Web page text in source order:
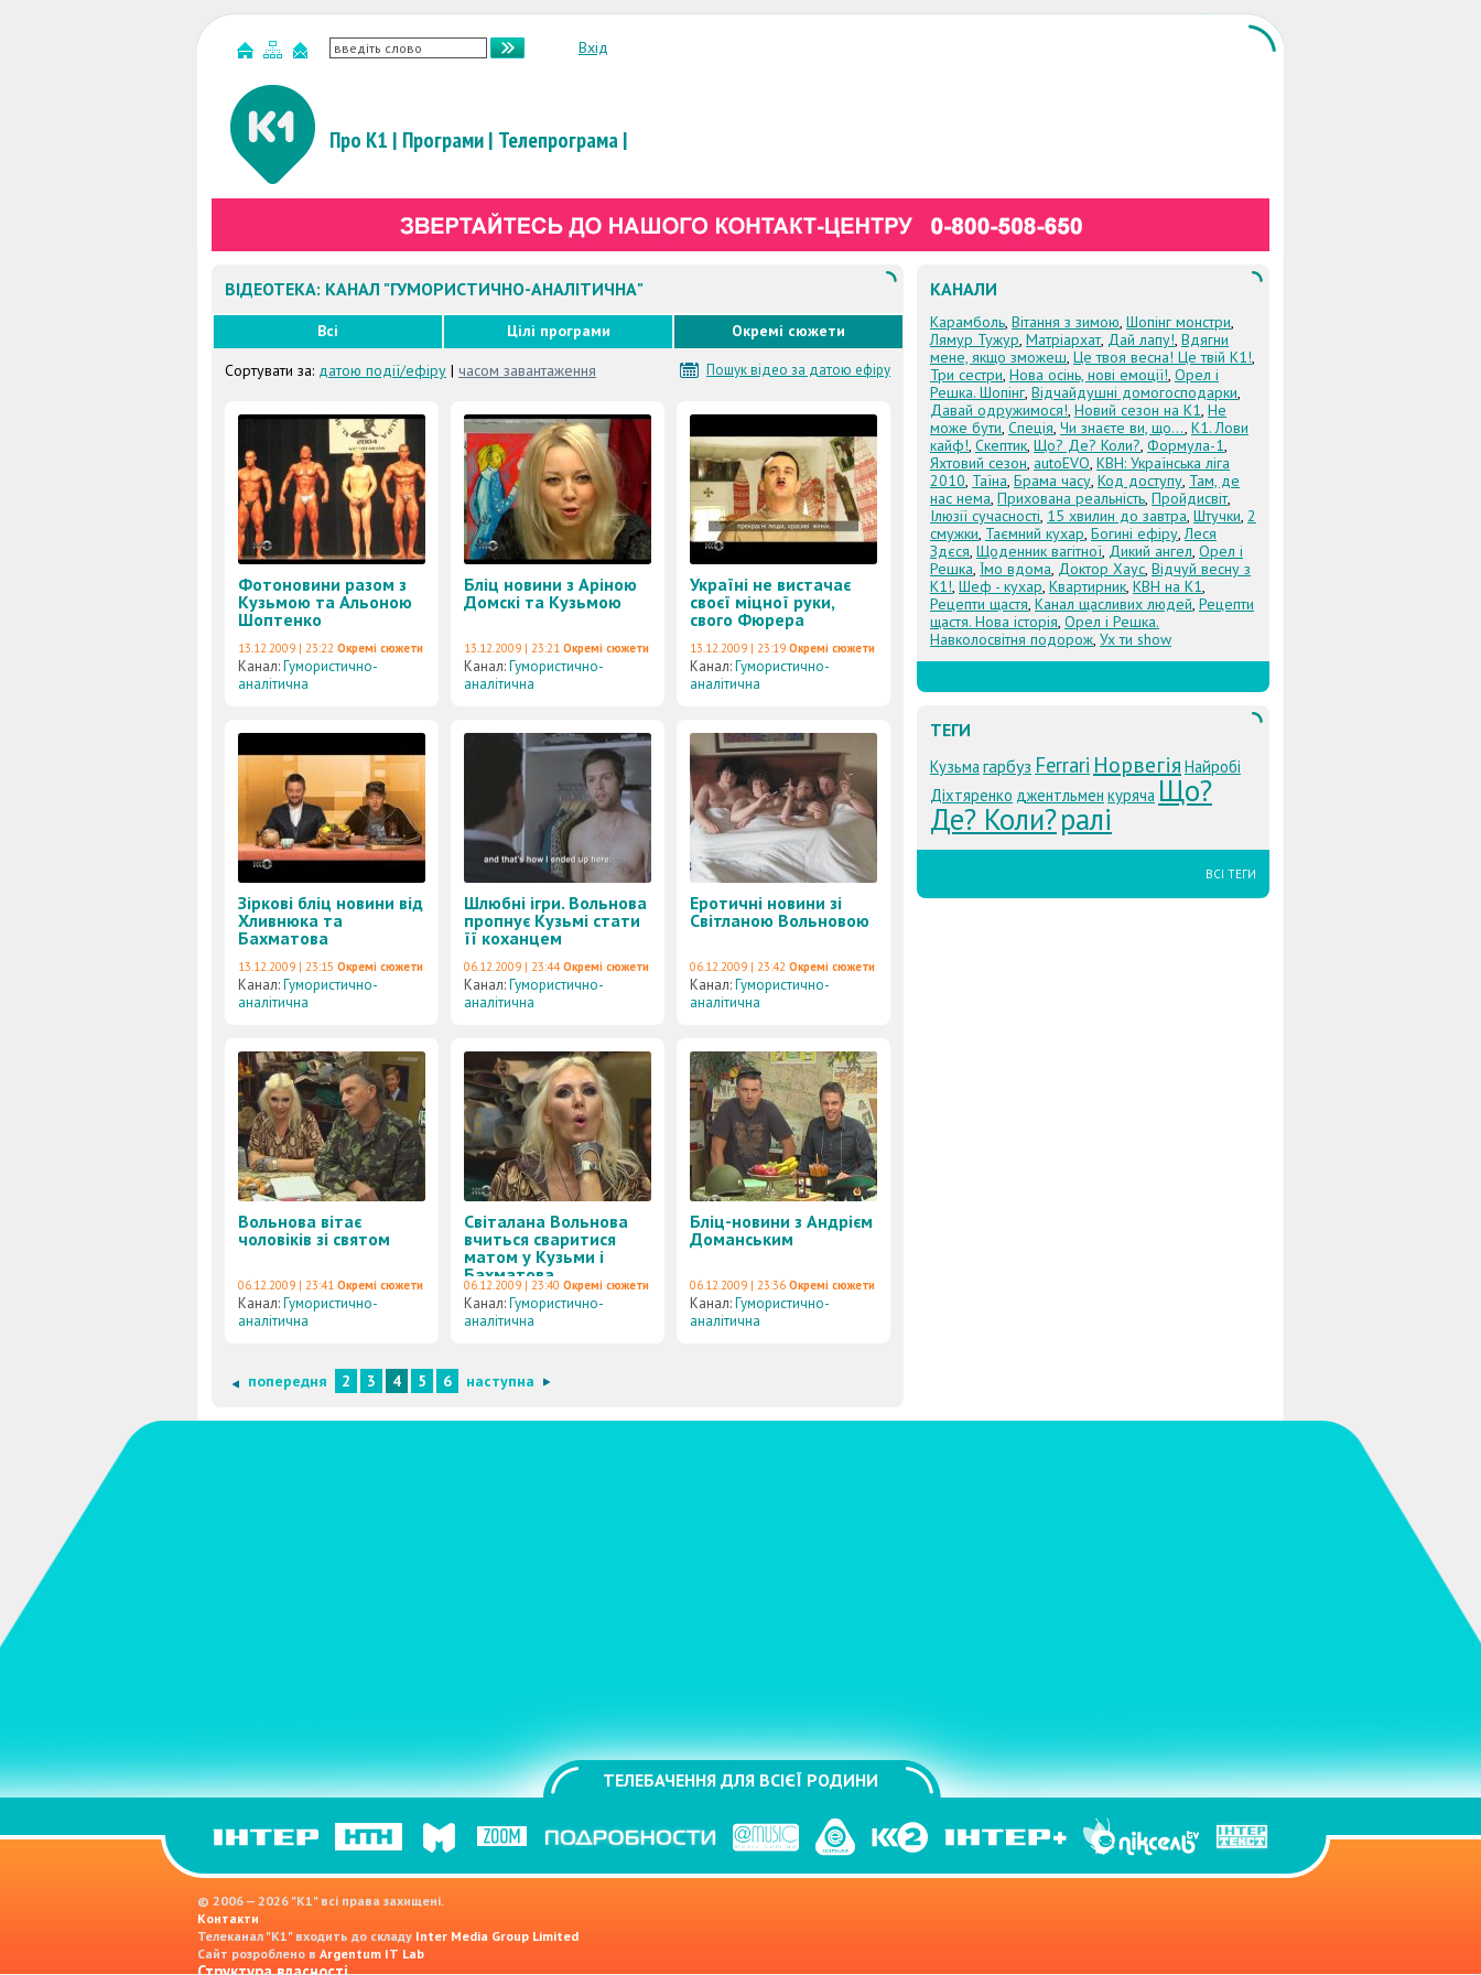
Вхід
Про К1 | Програми| Телепрограма|
ВІДЕОТЕКА: КАНАЛ "ГУМОРИСТИЧНО-АНАЛІТИЧНА"
Всі Цілі програми Окремі сюжети
Пошук відео за датою ефіру
Сортувати за: датою події/ефіру | часом завантаження
Фотоновини разом з
Кузьмою та Альоною
Шоптенко
13.12.2009 | 23:22 Окремі сюжети
Канал:Гумористично-
аналітична
Бліц новини з Аріною
Домскі та Кузьмою
13.12.2009 | 23:21 Окремі сюжети
Канал:Гумористично-
аналітична
Україні не вистачає
своєї міцної руки,
свого Фюрера
13.12.2009 | 23:19 Окремі сюжети
Канал:Гумористично-
аналітична
Зіркові бліц новини від
Хливнюка та
Бахматова
13.12.2009 | 23:15 Окремі сюжети
Канал:Гумористично-
аналітична
Шлюбні ігри. Вольнова
пропнує Кузьмі стати
її коханцем
06.12.2009 | 23:44 Окремі сюжети
Канал:Гумористично-
аналітична
Еротичні новини зі
Світланою Вольновою
06.12.2009 | 23:42 Окремі сюжети
Канал:Гумористично-
аналітична
Вольнова вітає
чоловіків зі святом
06.12.2009 | 23:41 Окремі сюжети
Канал:Гумористично-
аналітична
Світалана Вольнова
вчиться сваритися
матом у Кузьми і
Бахматова
06.12.2009 | 23:40 Окремі сюжети
Канал:Гумористично-
аналітична
Бліц-новини з Андрієм
Доманським
06.12.2009 | 23:36 Окремі сюжети
Канал:Гумористично-
аналітична
попередня 2 3 4 5 6 наступна
КАНАЛИ
Карамболь, Вітання з зимою, Шопінг монстри,
Лямур Тужур, Матріархат, Дай лапу!, Вдягни
мене, якщо зможеш, Це твоя весна! Це твій К1!,
Три сестри, Нова осінь, нові емоції!, Орел і
Решка. Шопінг, Відчайдушні домогосподарки,
Давай одружимося!, Новий сезон на К1, Не
може бути, Спеція, Чи знаєте ви, що..., К1. Лови
кайф!, Скептик, Що? Де? Коли?, Формула-1,
Яхтовий сезон, autoEVO, КВН: Українська ліга
2010, Таїна, Брама часу, Код доступу, Там, де
нас нема, Прихована реальність, Пройдисвіт,
Ілюзії сучасності, 15 хвилин до завтра, Штучки, 2
смужки, Таємний кухар, Богині ефіру,Леся
Здєся, Щоденник вагітної, Дикий ангел, Орел і
Решка, Їмо вдома, Доктор Хаус, Відчуй весну з
К1!, Шеф - кухар, Квартирник, КВН на К1,
Рецепти щастя, Канал щасливих людей, Рецепти
щастя. Нова історія, Орел і Решка.
Навколосвітня подорож, Ух ти show
ТЕГИ
Кузьмагарбуз Ferrari Норвегія Найробі
Діхтяренко джентльмен куряча Що?
Де? Коли?ралі
ВСІ ТЕГИ
ТЕЛЕБАЧЕННЯ ДЛЯ ВСІЄЇ РОДИНИ
© 2006 — 2026 "K1" всі права захищені.
Контакти
Телеканал "К1" входить до складу Inter Media Group Limited
Сайт розроблено в Argentum IT Lab